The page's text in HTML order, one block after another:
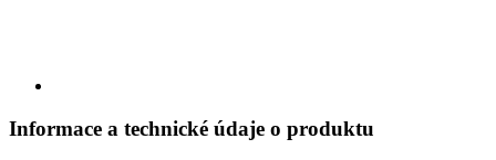
Informace a technické údaje o produktu